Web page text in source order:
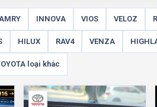
INNOVA VIOS VELOZ
HILUX RAV4 VENZA
loại khác